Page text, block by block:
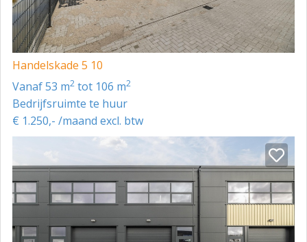
Handelskade 5 10
vanaf 53 m2 tot 106 m2
Bedrijfsruimte te huur
€ 1.250,- /maand excl. btw